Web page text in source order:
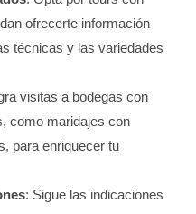
ofrecerte información
técnicas y las variedades
visitas a bodegas con
como maridajes con
para enriquecer tu
: Sigue las indicaciones